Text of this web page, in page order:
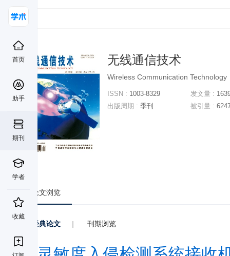
首页
助手
期刊
学者
收藏
无线通信技术
Wireless Communication Technology
ISSN : 1003-8329
出版周期 : 季刊
发文量 :
被引量 :
论文浏览
经典论文 | 刊期浏览